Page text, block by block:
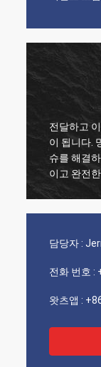
전달하고
이 됩니다.
슈를 해결
이고 완전
이트로서
담당자 :
전화 번호 :
왓츠앱 :